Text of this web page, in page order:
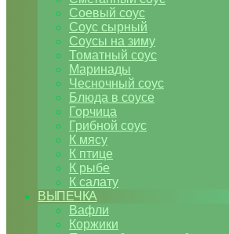
Соевый соус
Соус сырный
Соусы на зиму
Томатный соус
Маринады
Чесночный соус
Блюда в соусе
Горчица
Грибной соус
К мясу
К птице
К рыбе
К салату
ВЫПЕЧКА
Вафли
Коржики